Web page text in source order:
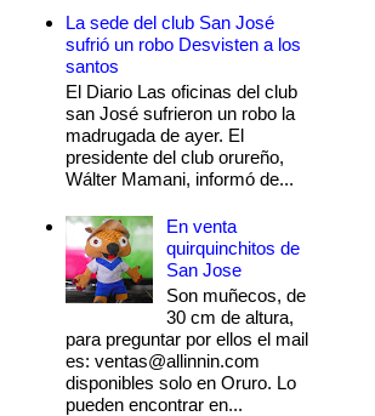
La sede del club San José
sufrió un robo Desvisten a los
santos
El Diario Las oficinas del club
san José sufrieron un robo la
madrugada de ayer. El
presidente del club orureño,
Wálter Mamani, informó de...
En venta
quirquinchitos de
San Jose
Son muñecos, de
30 cm de altura,
para preguntar por ellos el mail
es: ventas@allinnin.com
disponibles solo en Oruro. Lo
pueden encontrar en...